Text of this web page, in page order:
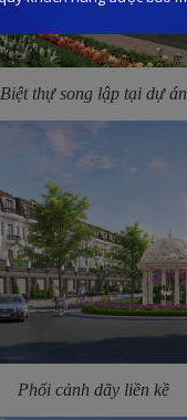
Biệt thự song lập tại dự án
Phối cảnh dãy liền kề